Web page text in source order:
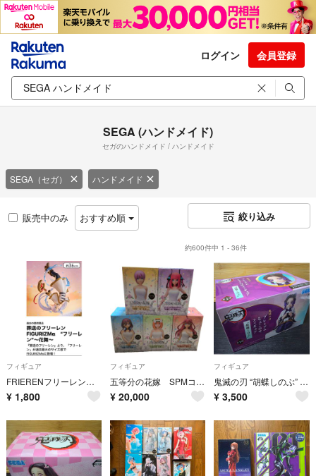
ログイン 会員登録
SEGA (ハンドメイド)
セガのハンドメイド / ハンドメイド
SEGA（セガ） ハンドメイド
販売中のみ おすすめ順 絞り込み
約600件中 1 - 36件
フィギュア
FRIERENフリーレンフィギュア
¥ 1,800
フィギュア
五等分の花嫁 SPMコンプリートフィギュア
¥ 20,000
フィギュア
鬼滅の刃 “胡蝶しのぶ” ちょこのせフィギュア
¥ 3,500